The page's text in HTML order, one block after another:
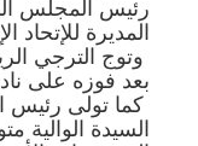
رئيس المجلس
المديرة للإتحاد
وتوج الترجي
بعد فوزه على
كما تولى رئيس
السيدة الوالية